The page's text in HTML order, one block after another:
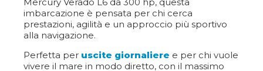
Mercury Verado L6 da 300 hp, questa
imbarcazione è pensata per chi cerca
prestazioni, agilità e un approccio più sportivo
alla navigazione.
Perfetta per uscite giornaliere e per chi vuole
vivere il mare in modo diretto, con il massimo